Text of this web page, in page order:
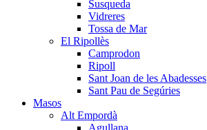
Susqueda
Vidreres
Tossa de Mar
El Ripollès
Camprodon
Ripoll
Sant Joan de les Abadesses
Sant Pau de Segúries
Masos
Alt Empordà
Agullana